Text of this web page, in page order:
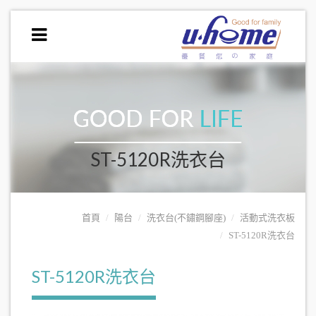
ST-5120R洗衣台
首頁 陽台 洗衣台(不鏽鋼腳座)
活動式洗衣板
ST-5120R洗衣台
ST-5120R洗衣台